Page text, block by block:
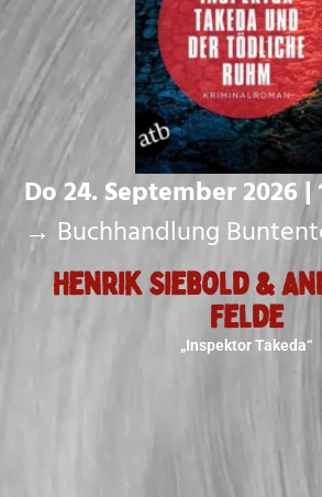
Do 24. September 2026 |
→ Buchhandlung
Henrik Siebold &
Felde
„Inspektor Takeda“